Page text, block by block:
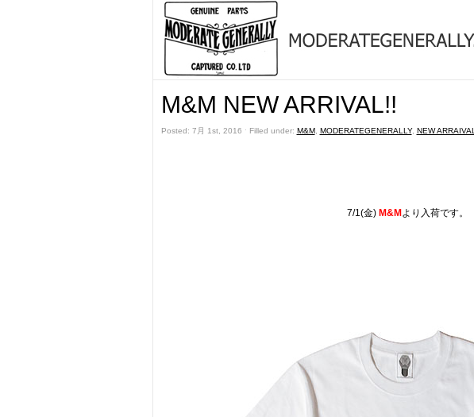
M&M NEW ARRIVAL!!
Posted: 7月 1st, 2016 ˑ Filled under: M&M, MODERATEGENERALLY, NEW ARRAIVAL
7/1(金) M&M より入荷です。